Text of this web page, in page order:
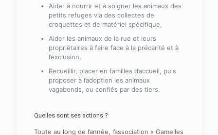
Aider à nourrir et à soigner les animaux des
petits refuges via des collectes de
croquettes et de matériel spécifique,
Aider les animaux de la rue et leurs
propriétaires à faire face à la précarité et à
l’exclusion,
Recueillir, placer en familles d’accueil, puis
proposer à l’adoption les animaux
vagabonds, ou confiés par des tiers.
Quelles sont ses actions ?
Toute au long de l’année, l’association « Gamelles